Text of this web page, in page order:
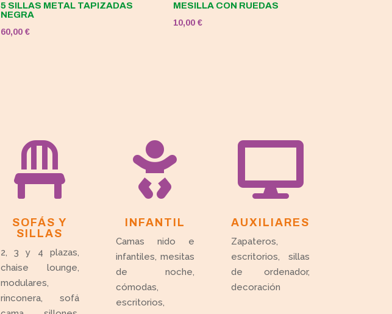
5 SILLAS METAL TAPIZADAS
NEGRA
60,00 €
MESILLA CON RUEDAS
10,00€

SOFÁS Y
SILLAS
2, 3 y 4 plazas,
chaise lounge,
modulares,
rinconera, sofá

INFANTIL
Camas nido e
infantiles, mesitas
de noche,
cómodas,
escritorios,

AUXILIARES
Zapateros,
escritorios, sillas
de ordenador,
decoración